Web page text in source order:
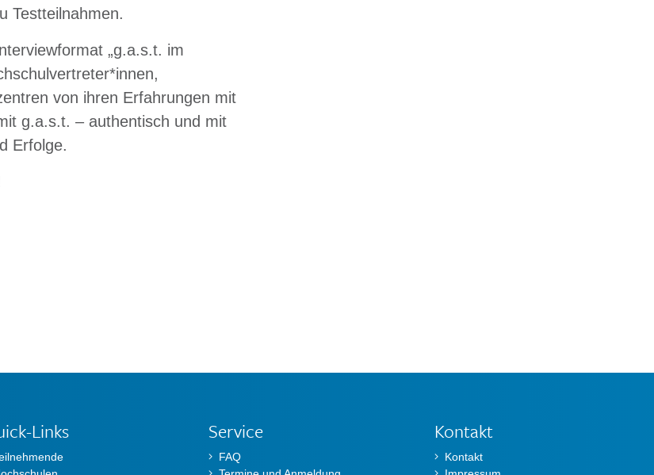
Testteilnahmen.
„g.a.s.t. im
von ihren Erfahrungen mit
g.a.s.t. – authentisch und mit
Erfolge.
Links Service
FAQ
Kontakt
Kontakt